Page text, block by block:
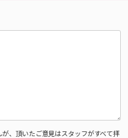
、頂いたご意見はスタッフがすべて拝